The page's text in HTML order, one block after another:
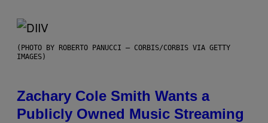
(PHOTO BY ROBERTO PANUCCI – CORBIS/CORBIS VIA GETTY
IMAGES)
Zachary Cole Smith Wants a
Publicly Owned Music Streaming